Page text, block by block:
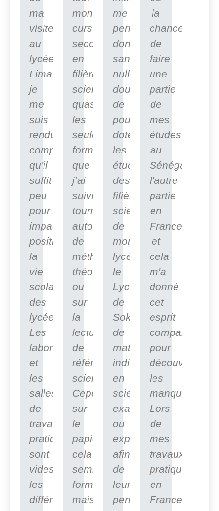
ma
visite
au
lycée
Limamoulaye,
je
me
suis
rendu
compte
qu'il
suffit
peu
pour
impacter
positivement
la
vie
scolaire
des
lycéens.
Les
laboratoires
et
les
salles
de
travaux
pratiques
sont
vides,
les
différentes
mon
cursus
secondaire
en
filière
scientifique,
quasiment
les
seules
formations
que
j’ai
suivies,
tournaient
autour
de
méthodes
théoriques
ou
sur
la
lecture
de
référentiels
scientifiques.
Cependant,
sur
le
papier
cela
semble
formidable
mais
me
permettra
donc,
sans
nulle
doute,
de
pouvoir
doter
les
étudiants
des
filières
scientifiques
de
mon
lycée,
le
Lycée
de
Sokone,
de
matériels
indispensables
en
sciences
exactes
ou
expérimentales
afin
de
leur
permettre
la
chance
de
faire
une
partie
de
mes
études
au
Sénégal,
l'autre
partie
en
France
et
cela
m'a
donné
cet
esprit
comparatif
pour
découvrir
les
manques.
Lors
de
mes
travaux
pratique
en
France,